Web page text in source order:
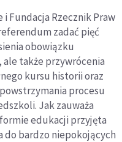
Fundacja Rzecznik Praw
zadać pięć
obowiązku
także przywrócenia
kursu historii oraz
procesu
Jak zauważa
edukacji przyjęta
do bardzo niepokojących